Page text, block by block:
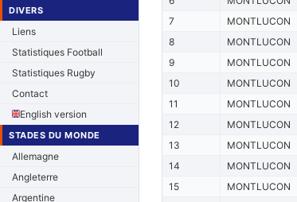
DIVERS
Liens
Statistiques Football
Statistiques Rugby
Contact
English version
STADES DU MONDE
Allemagne
Angleterre
Argentine
7
MONTLUCON
8
MONTLUCON
9
MONTLUCON
10
MONTLUCON
11
MONTLUCON
12
MONTLUCON
13
MONTLUCON
14
MONTLUCON
15
MONTLUCON